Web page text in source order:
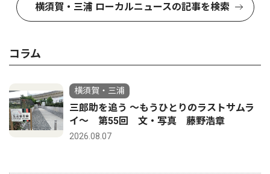
横須賀・三浦 ローカルニュースの記事を検索
コラム
横須賀・三浦
三郎助を追う 〜もうひとりのラストサムラ
イ〜 第55回 文・写真 藤野浩章
2026.08.07